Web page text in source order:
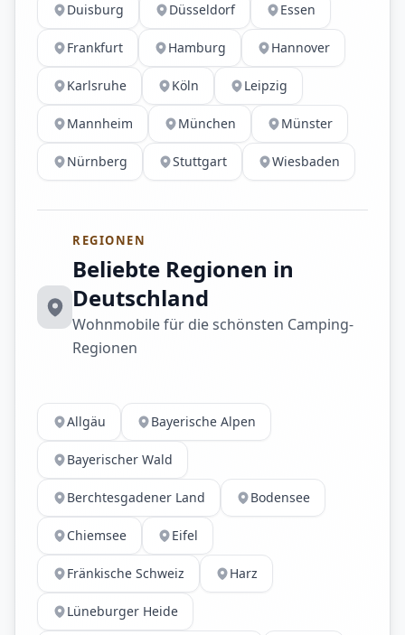
Duisburg Düsseldorf Essen
Frankfurt Hamburg Hannover
Karlsruhe Köln Leipzig
Mannheim München Münster
Nürnberg Stuttgart Wiesbaden
REGIONEN
Beliebte Regionen in
Deutschland
Wohnmobile für die schönsten Camping-
Regionen
Allgäu Bayerische Alpen
Bayerischer Wald
Berchtesgadener Land Bodensee
Chiemsee Eifel
Fränkische Schweiz Harz
Lüneburger Heide